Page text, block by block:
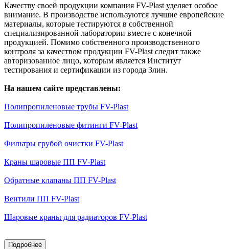
Качеству своей продукции компания FV-Plast уделяет особое
внимание. В производстве используются лучшие европейские
материалы, которые тестируются в собственной
специализированной лаборатории вместе с конечной
продукцией. Помимо собственного производственного
контроля за качеством продукции FV-Plast следит также
авторизованное лицо, которым является Институт
тестирования и сертификации из города Злин.
На нашем сайте представлены:
Полипропиленовые трубы FV-Plast
Полипропиленовые фитинги FV-Plast
Фильтры грубой очистки FV-Plast
Краны шаровые ПП FV-Plast
Обратные клапаны ПП FV-Plast
Вентили ПП FV-Plast
Шаровые краны для радиаторов FV-Plast
Подробнее